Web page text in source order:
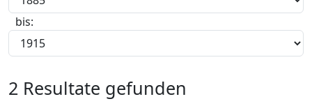
bis:
2 Resultate gefunden